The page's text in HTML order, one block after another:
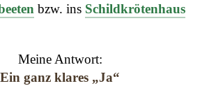
bzw. ins Schildkrötenhaus
Meine Antwort:
Ein ganz klares „Ja“